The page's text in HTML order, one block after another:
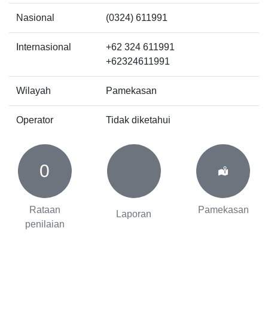
Nasional (0324) 611991
Internasional
+62 324 611991
+62324611991
Wilayah Pamekasan
Operator Tidak diketahui
0
Rataan
penilaian
Laporan Pamekasan